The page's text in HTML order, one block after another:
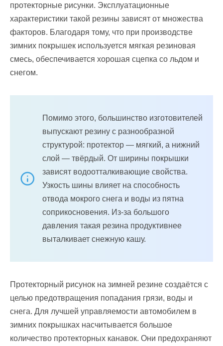
протекторные рисунки. Эксплуатационные
характеристики такой резины зависят от множества
факторов. Благодаря тому, что при производстве
зимних покрышек используется мягкая резиновая
смесь, обеспечивается хорошая сцепка со льдом и
снегом.
Помимо этого, большинство изготовителей
выпускают резину с разнообразной
структурой: протектор — мягкий, а нижний
слой — твёрдый. От ширины покрышки
зависят водоотталкивающие свойства.
Узкость шины влияет на способность
отвода мокрого снега и воды из пятна
соприкосновения. Из-за большого
давления такая резина продуктивнее
выталкивает снежную кашу.
Протекторный рисунок на зимней резине создаётся с
целью предотвращения попадания грязи, воды и
снега. Для лучшей управляемости автомобилем в
зимних покрышках насчитывается большое
количество протекторных канавок. Они предохраняют